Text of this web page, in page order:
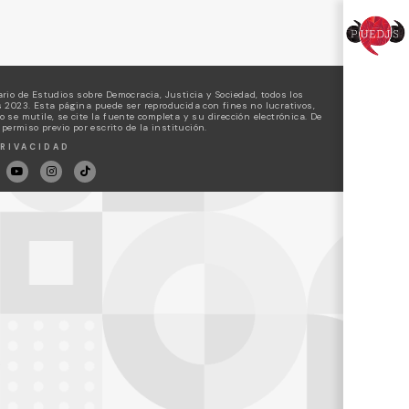
de Estudios sobre Democracia, Justicia y Sociedad, todos los
2023. Esta página puede ser reproducida con fines no lucrativos,
se mutile, se cite la fuente completa y su dirección electrónica. De
previo por escrito de la institución.